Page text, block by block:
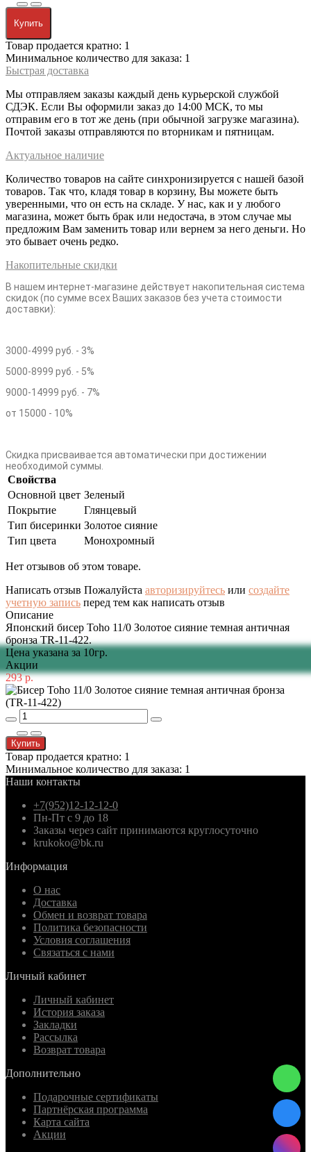
Купить
Товар продается кратно: 1
Минимальное количество для заказа: 1
Быстрая доставка
Мы отправляем заказы каждый день курьерской службой
СДЭК. Если Вы оформили заказ до 14:00 МСК, то мы
отправим его в тот же день (при обычной загрузке магазина).
Почтой заказы отправляются по вторникам и пятницам.
Актуальное наличие
Количество товаров на сайте синхронизируется с нашей базой
товаров. Так что, кладя товар в корзину, Вы можете быть
уверенными, что он есть на складе. У нас, как и у любого
магазина, может быть брак или недостача, в этом случае мы
предложим Вам заменить товар или вернем за него деньги. Но
это бывает очень редко.
Накопительные скидки
В нашем интернет-магазине действует накопительная система
скидок (по сумме всех Ваших заказов без учета стоимости
доставки):
3000-4999 руб. - 3%
5000-8999 руб. - 5%
9000-14999 руб. - 7%
от 15000 - 10%
Скидка присваивается автоматически при достижении
необходимой суммы.
Свойства
Основной цвет Зеленый
Покрытие
Глянцевый
Тип бисеринки Золотое сияние
Тип цвета
Монохромный
Нет отзывов об этом товаре.
Написать отзыв Пожалуйста авторизируйтесь или создайте
учетную запись перед тем как написать отзыв
Описание
Японский бисер Toho 11/0 Золотое сияние темная античная
бронза TR-11-422.
Цена указана за 10гр.
Акции
293 р.
Купить
Товар продается кратно: 1
Минимальное количество для заказа: 1
Наши контакты
+7(952)12-12-12-0
Пн-Пт с 9 до 18
Заказы через сайт принимаются круглосуточно
krukoko@bk.ru
Информация
О нас
Доставка
Обмен и возврат товара
Политика безопасности
Условия соглашения
Связаться с нами
Личный кабинет
Личный кабинет
История заказа
Закладки
Рассылка
Возврат товара
Дополнительно
Подарочные сертификаты
Партнёрская программа
Карта сайта
Акции